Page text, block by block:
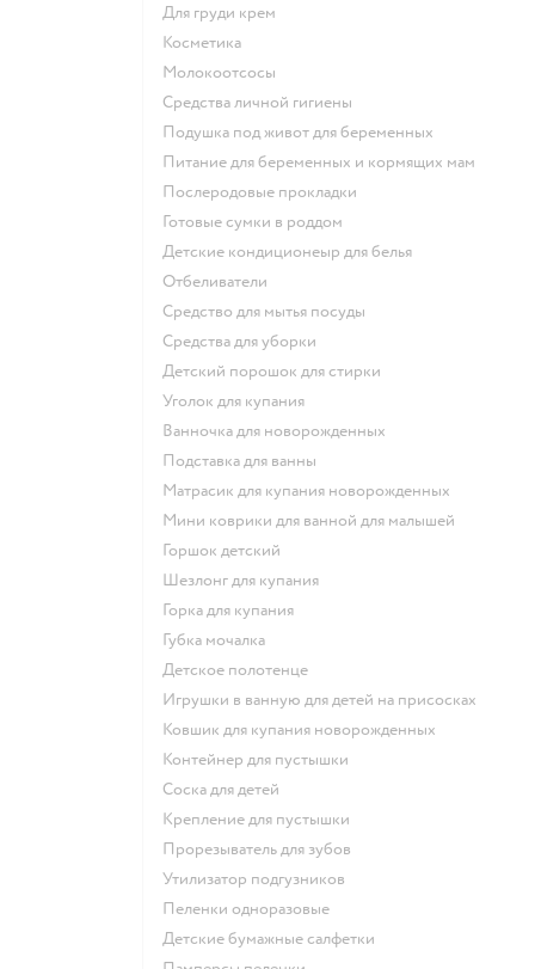
для груди крем
косметика
Молокоотсосы
средства личной гигиены
подушка под живот для беременных
питание для беременных и кормящих мам
послеродовые прокладки
готовые сумки в роддом
детские кондиционеыр для белья
отбеливатели
средство для мытья посуды
средства для уборки
детский порошок для стирки
уголок для купания
ванночка для новорожденных
подставка для ванны
матрасик для купания новорожденных
мини коврики для ванной для малышей
горшок детский
шезлонг для купания
горка для купания
губка мочалка
детское полотенце
игрушки в ванную для детей на присосках
ковшик для купания новорожденных
контейнер для пустышки
соска для детей
крепление для пустышки
прорезыватель для зубов
утилизатор подгузников
пеленки одноразовые
детские бумажные салфетки